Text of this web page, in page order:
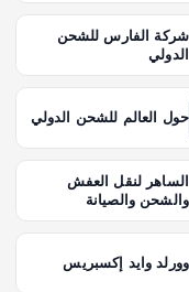
شركة الفارس للشحن
الدولي
حول العالم للشحن الدولي
الساهر لنقل العفش
والشحن والصيانة
وورلد وايد إكسبريس